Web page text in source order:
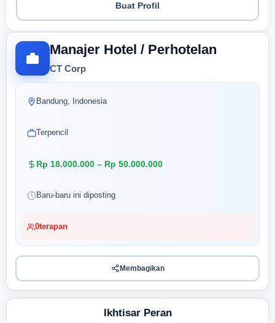
Manajer Hotel / Perhotelan
CT Corp
Bandung, Indonesia
Terpencil
Rp 18.000.000 – Rp 50.000.000
Baru-baru ini diposting
0terapan
Membagikan
Ikhtisar Peran
Buat Profil